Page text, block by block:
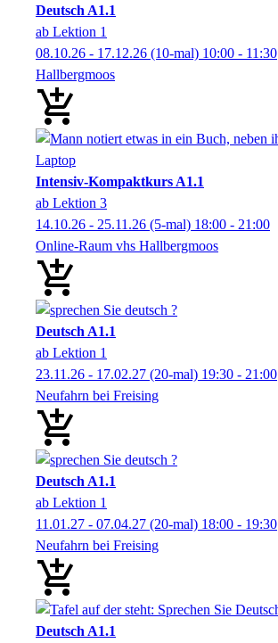
Deutsch A1.1
ab Lektion 1
08.10.26 - 17.12.26 (10-mal) 10:00 - 11:30
Hallbergmoos
Intensiv-Kompaktkurs A1.1
ab Lektion 3
14.10.26 - 25.11.26 (5-mal) 18:00 - 21:00
Online-Raum vhs Hallbergmoos
Deutsch A1.1
ab Lektion 1
23.11.26 - 17.02.27 (20-mal) 19:30 - 21:00
Neufahrn bei Freising
Deutsch A1.1
ab Lektion 1
11.01.27 - 07.04.27 (20-mal) 18:00 - 19:30
Neufahrn bei Freising
Deutsch A1.1